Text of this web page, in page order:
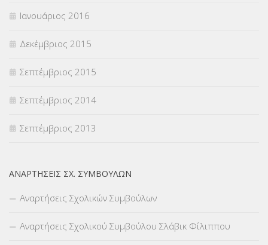
Ιανουάριος 2016
Δεκέμβριος 2015
Σεπτέμβριος 2015
Σεπτέμβριος 2014
Σεπτέμβριος 2013
ΑΝΑΡΤΉΣΕΙΣ ΣΧ. ΣΥΜΒΟΎΛΩΝ
Αναρτήσεις Σχολικών Συμβούλων
Αναρτήσεις Σχολικού Συμβούλου Σλάβικ Φίλιππου